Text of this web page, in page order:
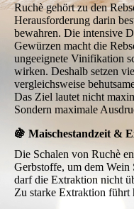
Ruchè gehört zu den
Herausforderung darin
bewahren. Die intensive
Gewürzen macht die
ungeeignete Vinifikation
wirken. Deshalb setzen
vergleichsweise
Das Ziel lautet nicht
Sondern maximale
🍇 Maischestandzeit &
Die Schalen von Ruchè
Gerbstoffe, um dem
darf die Extraktion nicht
Zu starke Extraktion führt